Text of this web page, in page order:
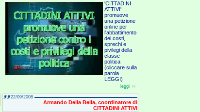
'CITTADINI
ATTIVI'
promuove
una petizione
online per
l'abbattimento
dei costi,
sprechi e
pivilegi della
classe
politica
(cliccare sulla
parola
LEGGI)
leggi
22/09/2008
Armando Della Bella, coordinatore di
CITTADINI ATTIVI